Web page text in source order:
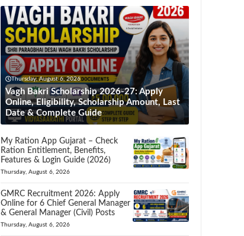
Thursday, August 6, 2026
Vagh Bakri Scholarship 2026-27: Apply
Online, Eligibility, Scholarship Amount, Last
Date & Complete Guide
My Ration App Gujarat – Check
Ration Entitlement, Benefits,
Features & Login Guide (2026)
Thursday, August 6, 2026
GMRC Recruitment 2026: Apply
Online for 6 Chief General Manager
& General Manager (Civil) Posts
Thursday, August 6, 2026